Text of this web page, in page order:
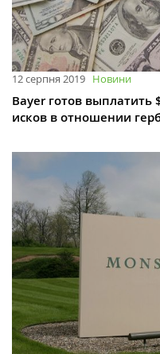
12 серпня 2019 Новини
Bayer готов выплатить
исков в отношении